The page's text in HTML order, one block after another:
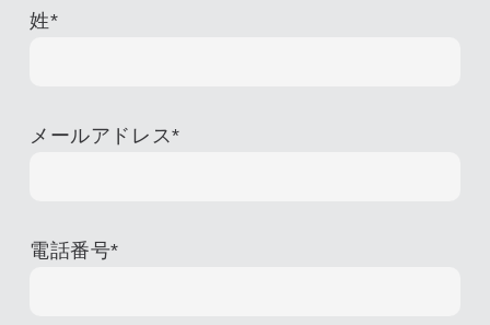
姓*
メールアドレス*
電話番号*